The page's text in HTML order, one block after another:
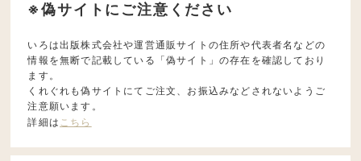
※偽サイトにご注意ください
いろは出版株式会社や運営通販サイトの住所や代表者名などの
情報を無断で記載している「偽サイト」の存在を確認しており
ます。
くれぐれも偽サイトにてご注文、お振込みなどされないようご
注意願います。
詳細は こちら